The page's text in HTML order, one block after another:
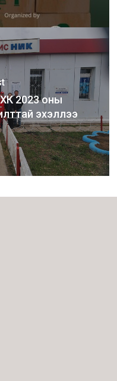
2023 оны
эхэллээ